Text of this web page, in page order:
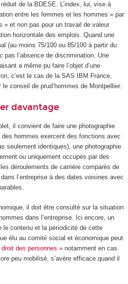
de la BDESE. L’index, lui, vise à
entre les femmes et les hommes « par
» et non pas pour un travail de valeur
horizontale des emplois. Quand une
(au moins 75/100 ou 85/100 à partir du
pas l’absence de discrimination. Une
a même pu faire l’objet d’une
c’est le cas de la SAS IBM France,
conseil de prud’hommes de Montpellier.
davantage
il convient de faire une photographie
hommes exercent des fonctions avec
seulement identiques), une photographie
ou uniquement occupés par des
déroulements de carrière comparés de
l’entreprise à des dates voisines avec
il doit être consulté sur la situation
dans l’entreprise. Ici encore, un
le contenu et la périodicité de cette
élu au comité social et économique peut
droit des personnes »notamment en cas
peu mobilisé, s’avère efficace quand il